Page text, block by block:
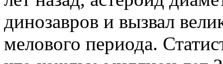
динозавров и вызвал
мелового периода.